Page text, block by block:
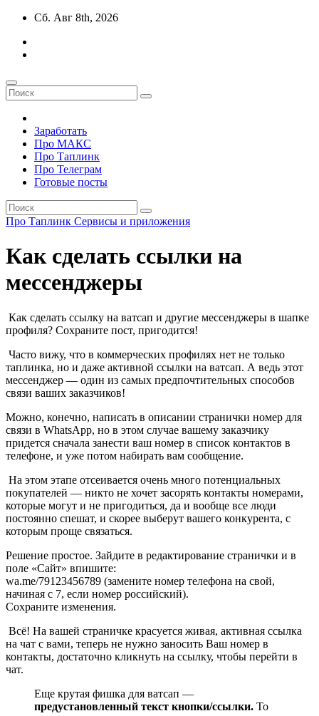
Перейти
содержимому
Сб. Авг 8th, 2026
Заработать
Про МАКС
Про Таплинк
Про Телеграм
Готовые посты
Про Таплинк Сервисы и приложения
Как сделать ссылки на
мессенджеры
Как сделать ссылку на ватсап и другие мессенджеры в шапке
профиля? Сохраните пост, пригодится!
Часто вижу, что в коммерческих профилях нет не только
таплинка, но и даже активной ссылки на ватсап. А ведь этот
мессенджер — один из самых предпочтительных способов
связи ваших заказчиков!
Можно, конечно, написать в описании странички номер для
связи в WhatsApp, но в этом случае вашему заказчику
придется сначала занести ваш номер в список контактов в
телефоне, и уже потом набирать вам сообщение.
На этом этапе отсеивается очень много потенциальных
покупателей — никто не хочет засорять контакты номерами,
которые могут и не пригодиться, да и вообще все люди
постоянно спешат, и скорее выберут вашего конкурента, с
которым проще связаться.
Решение простое. Зайдите в редактирование странички и в
поле «Сайт» впишите:
wa.me/79123456789 (замените номер телефона на свой,
начиная с 7, если номер российский).
Сохраните изменения.
Всё! На вашей страничке красуется живая, активная ссылка
на чат с вами, теперь не нужно заносить Ваш номер в
контакты, достаточно кликнуть на ссылку, чтобы перейти в
чат.
Еще крутая фишка для ватсап —
предустановленный текст кнопки/ссылки. То